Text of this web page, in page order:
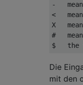
-
<
X
#
Die
mit den